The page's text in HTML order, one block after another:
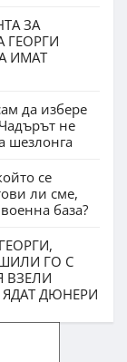
ЗА
ГЕОРГИ
ИМАТ
да избере
не
шезлонга
се
ли сме,
база?
ГО С
ВЗЕЛИ
ДЮНЕРИ